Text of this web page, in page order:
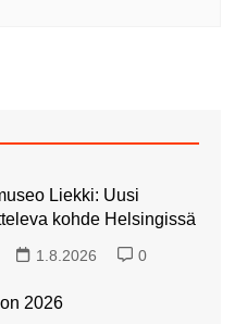
Liekki: Uusi
kohde Helsingissä
1.8.2026 0
2026